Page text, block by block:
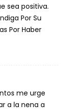
sea positiva.
Por Su
Por Haber
me urge
a la nena a